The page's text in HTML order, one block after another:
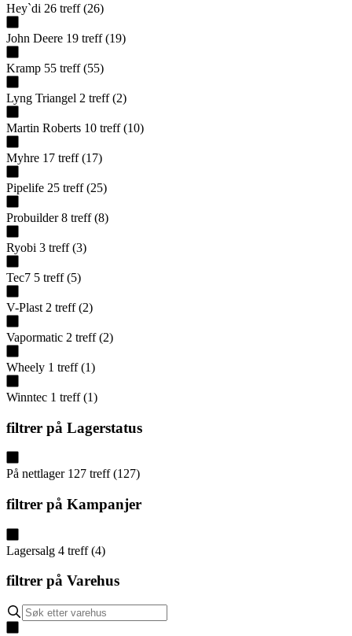
Hey`di 26 treff (26)
John Deere 19 treff (19)
Kramp 55 treff (55)
Lyng Triangel 2 treff (2)
Martin Roberts 10 treff (10)
Myhre 17 treff (17)
Pipelife 25 treff (25)
Probuilder 8 treff (8)
Ryobi 3 treff (3)
Tec7 5 treff (5)
V-Plast 2 treff (2)
Vapormatic 2 treff (2)
Wheely 1 treff (1)
Winntec 1 treff (1)
filtrer på Lagerstatus
På nettlager 127 treff (127)
filtrer på Kampanjer
Lagersalg 4 treff (4)
filtrer på Varehus